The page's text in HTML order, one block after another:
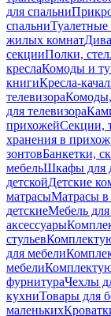
для спальни
спальниТуалетные
жилых комнат
секцииПолки,
креслаКомоды и
книгиКресла-
телевизораКомоды,
для телевизора
прихожейСекции,
хранения в
зонтовБанкетки,
мебельШкафы для
детскойДетские
матрасыМатрасы в
детскиеМебель для
аксессуары
стульев
для мебели
мебели
фурнитураЧехлы
кухниТовары для
маленьких